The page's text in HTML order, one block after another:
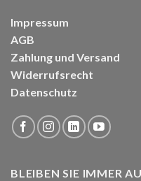
Impressum
AGB
Zahlung und Versand
Widerrufsrecht
Datenschutz
BLEIBEN SIE IMMER